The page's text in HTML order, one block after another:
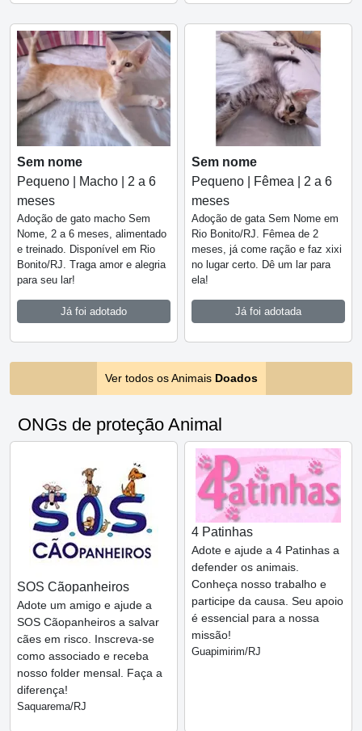
Sem nome
Pequeno | Macho | 2 a 6
meses
Adoção de gato macho Sem
Nome, 2 a 6 meses, alimentado
e treinado. Disponível em Rio
Bonito/RJ. Traga amor e alegria
para seu lar!
Já foi adotado
Sem nome
Pequeno | Fêmea | 2 a 6
meses
Adoção de gata Sem Nome em
Rio Bonito/RJ. Fêmea de 2
meses, já come ração e faz xixi
no lugar certo. Dê um lar para
ela!
Já foi adotada
Ver todos os Animais Doados
ONGs de proteção Animal
SOS Cãopanheiros
Adote um amigo e ajude a
SOS Cãopanheiros a salvar
cães em risco. Inscreva-se
como associado e receba
nosso folder mensal. Faça a
diferença!
Saquarema/RJ
4 Patinhas
Adote e ajude a 4 Patinhas a
defender os animais.
Conheça nosso trabalho e
participe da causa. Seu apoio
é essencial para a nossa
missão!
Guapimirim/RJ